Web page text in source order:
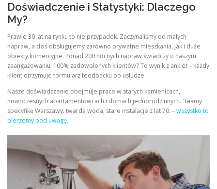
Doświadczenie i Statystyki: Dlaczego
My?
Prawie 30 lat na rynku to nie przypadek. Zaczynaliśmy od małych
napraw, a dziś obsługujemy zarówno prywatne mieszkania, jak i duże
obiekty komercyjne. Ponad 200 nocnych napraw świadczy o naszym
zaangażowaniu. 100% zadowolonych klientów? To wynik z ankiet – każdy
klient otrzymuje formularz feedbacku po usłudze.
Nasze doświadczenie obejmuje prace w starych kamienicach,
nowoczesnych apartamentowcach i domach jednorodzinnych. Знаmy
specyfikę Warszawy: twarda woda, stare instalacje z lat 70. –wszystko to
bierzemy pod uwagę.